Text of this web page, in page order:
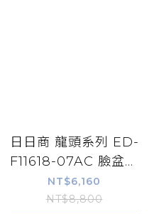
日日商 龍頭系列 ED-
F11618-07AC 臉盆龍
頭
NT$6,160
NT$8,800